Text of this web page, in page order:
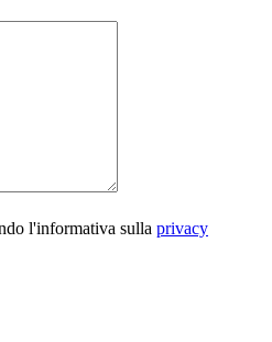
l'informativa sulla privacy